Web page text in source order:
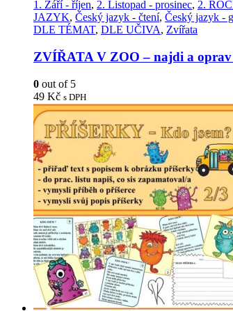
1. Září - říjen, 2. Listopad - prosinec, 2.
JAZYK, Český jazyk - čtení, Český jazyk -
DLE TÉMAT, DLE UČIVA, Zvířata
ZVÍŘATA V ZOO – najdi a
0 out of 5
49 Kč s DPH